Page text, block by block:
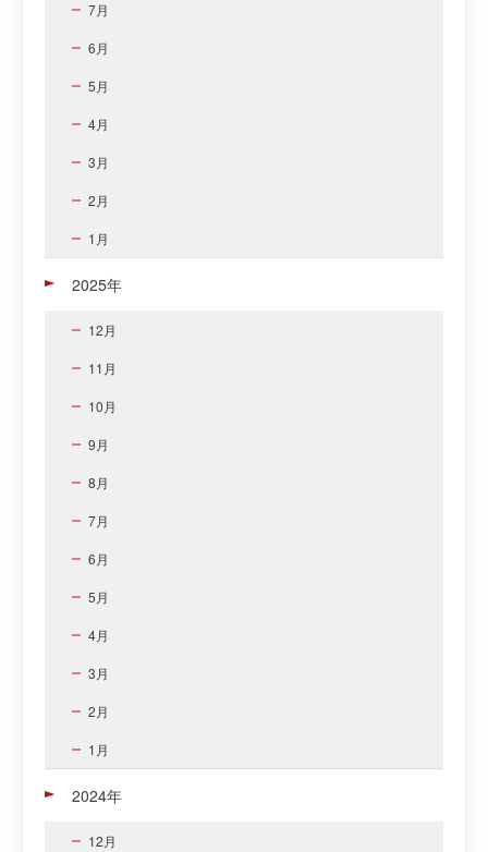
7月
6月
5月
4月
3月
2月
1月
2025年
12月
11月
10月
9月
8月
7月
6月
5月
4月
3月
2月
1月
2024年
12月